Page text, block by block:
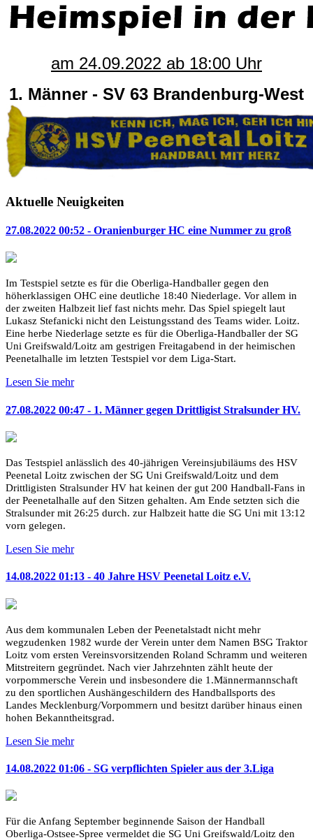
am 24.09.2022 ab 18:00 Uhr
1. Männer - SV 63 Brandenburg-West
Aktuelle Neuigkeiten
27.08.2022 00:52 - Oranienburger HC eine Nummer zu groß
Im Testspiel setzte es für die Oberliga-Handballer gegen den
höherklassigen OHC eine deutliche 18:40 Niederlage. Vor allem in
der zweiten Halbzeit lief fast nichts mehr. Das Spiel spiegelt laut
Lukasz Stefanicki nicht den Leistungsstand des Teams wider. Loitz.
Eine herbe Niederlage setzte es für die Oberliga-Handballer der SG
Uni Greifswald/Loitz am gestrigen Freitagabend in der heimischen
Peenetalhalle im letzten Testspiel vor dem Liga-Start.
Lesen Sie mehr
27.08.2022 00:47 - 1. Männer gegen Drittligist Stralsunder HV.
Das Testspiel anlässlich des 40-jährigen Vereinsjubiläums des HSV
Peenetal Loitz zwischen der SG Uni Greifswald/Loitz und dem
Drittligisten Stralsunder HV hat keinen der gut 200 Handball-Fans in
der Peenetalhalle auf den Sitzen gehalten. Am Ende setzten sich die
Stralsunder mit 26:25 durch. zur Halbzeit hatte die SG Uni mit 13:12
vorn gelegen.
Lesen Sie mehr
14.08.2022 01:13 - 40 Jahre HSV Peenetal Loitz e.V.
Aus dem kommunalen Leben der Peenetalstadt nicht mehr
wegzudenken 1982 wurde der Verein unter dem Namen BSG Traktor
Loitz vom ersten Vereinsvorsitzenden Roland Schramm und weiteren
Mitstreitern gegründet. Nach vier Jahrzehnten zählt heute der
vorpommersche Verein und insbesondere die 1.Männermannschaft
zu den sportlichen Aushängeschildern des Handballsports des
Landes Mecklenburg/Vorpommern und besitzt darüber hinaus einen
hohen Bekanntheitsgrad.
Lesen Sie mehr
14.08.2022 01:06 - SG verpflichten Spieler aus der 3.Liga
Für die Anfang September beginnende Saison der Handball
Oberliga-Ostsee-Spree vermeldet die SG Uni Greifswald/Loitz den